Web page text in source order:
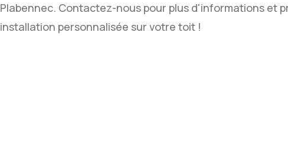
Plabennec. Contactez-nous pour plus d'informations et
installation personnalisée sur votre toit !